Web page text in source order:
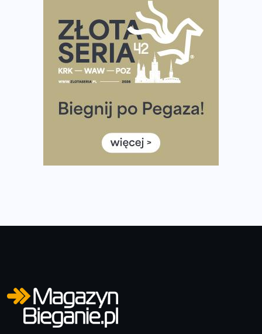
Praska 5k Run gospodarzem Mistrzostw Polski
Największy Bieg Powstania Warszawskiego w historii.
Ponad 12 tysięcy uczestników pobiegło dla Bohaterów!
Tętno vs tempo – czym kierować się w bieganiu?
Co ma dużo białka? Produkty, które warto włączyć do
Rozbiegany Olsztyn szykuje się na weekend z
Już w tę sobotę 35. Bieg Powstania Warszawskiego.
Wystartuje rekordowa liczba uczestników